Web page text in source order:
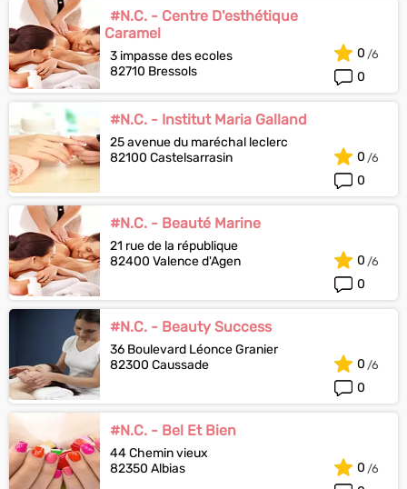
#N.C. - Centre D'esthétique
Caramel
3 impasse des ecoles
82710 Bressols
0
0
#N.C. - Institut Maria Galland
25 avenue du maréchal leclerc
82100 Castelsarrasin
0
0
#N.C. - Beauté Marine
21 rue de la république
82400 Valence d'Agen
0
0
#N.C. - Beauty Success
36 Boulevard Léonce Granier
82300 Caussade
0
0
#N.C. - Bel Et Bien
44 Chemin vieux
82350 Albias
0